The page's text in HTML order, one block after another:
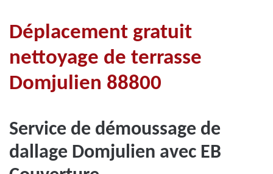
Déplacement gratuit
nettoyage de terrasse
Domjulien 88800
Service de démoussage de
dallage Domjulien avec EB